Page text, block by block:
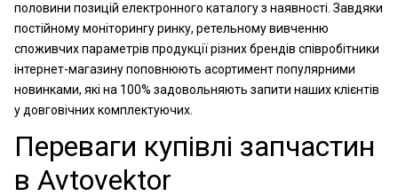
половини позицій електронного каталогу з наявності. Завдяки
постійному моніторингу ринку, ретельному вивченню
споживчих параметрів продукції різних брендів співробітники
інтернет-магазину поповнюють асортимент популярними
новинками, які на 100% задовольняють запити наших клієнтів
у довговічних комплектуючих.
Переваги купівлі запчастин
в Avtovektor